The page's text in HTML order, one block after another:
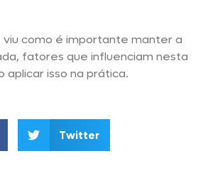
como é importante manter a
fatores que influenciam nesta
isso na prática.
Twitter